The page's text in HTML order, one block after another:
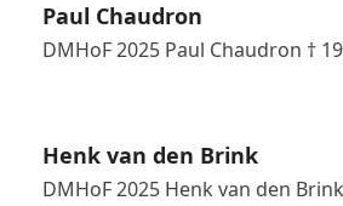
Paul Chaudron
DMHoF 2025 Paul Chaudron †
Henk van den Brink
DMHoF 2025 Henk van den Brink